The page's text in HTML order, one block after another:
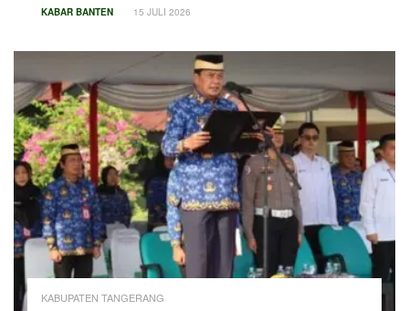
KABAR BANTEN 15 JULI 2026
KABUPATEN TANGERANG